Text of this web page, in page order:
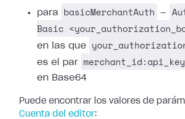
para
basicMerchantAuth —
Basic
en las que
es el par merchant_id:api_key
en Base64
Puede encontrar los valores de
Cuenta del editor: